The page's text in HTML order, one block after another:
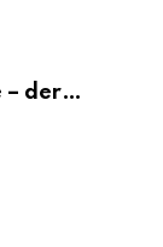
– der